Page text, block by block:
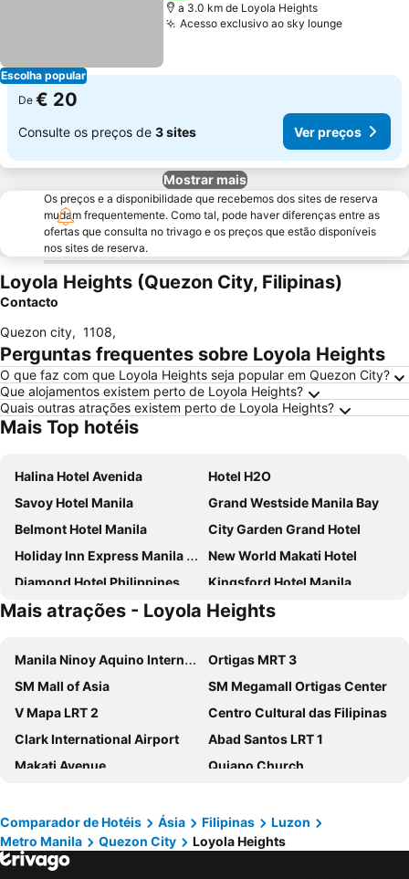
Escolha popular
a 3.0 km de Loyola Heights
Acesso exclusivo ao sky loungeVer
De € 20
Consulte os preços de 3 sites Ver preços
Mostrar mais
Os preços e a disponibilidade que recebemos dos sites de reserva
mudam frequentemente. Como tal, pode haver diferenças entre as
ofertas que consulta no trivago e os preços que estão disponíveis
nos sites de reserva.
Loyola Heights (Quezon City, Filipinas)
Contacto
Quezon city, 1108,
Perguntas frequentes sobre Loyola Heights
O que faz com que Loyola Heights seja popular em Quezon City?
Que alojamentos existem perto de Loyola Heights?
Quais outras atrações existem perto de Loyola Heights?
Mais Top hotéis
Halina Hotel Avenida
Hotel H2O
Savoy Hotel Manila
Grand Westside Manila Bay
Belmont Hotel Manila
City Garden Grand Hotel
Holiday Inn Express Manila Newport City by IHG
New World Makati Hotel
Diamond Hotel Philippines
Kingsford Hotel Manila
Holiday Inn & Suites Manila Galleria By Ihg
Ramada by Wyndham Manila Central
Bayview Park Hotel Manila
The Peninsula Manila
The Bayleaf Intramuros
New Coast Hotel Manila
1775 Adriatico Suites
The Picasso Boutique Serviced Residences
Solaire Resort Entertainment City
Golden Phoenix Hotel Manila
Conrad Manila
Holiday Inn & Suites Makati By Ihg
Citadines Benavidez Makati
Miramar Hotel
OYO 769 Poblacion Suites Polaris
City Garden Hotel Makati
Dusit Thani Manila
Mais atrações - Loyola Heights
Manila Ninoy Aquino International Airport
Ortigas MRT 3
SM Mall of Asia
SM Megamall Ortigas Center
V Mapa LRT 2
Centro Cultural das Filipinas
Clark International Airport
Abad Santos LRT 1
Makati Avenue
Quiapo Church
US Embassy
Manila Bay
Loyola Heights
Araneta Center MRT 3
Pureza LRT 2
Comparador de Hotéis Ásia Filipinas
Luzon
Metro Manila
Quezon City Loyola Heights